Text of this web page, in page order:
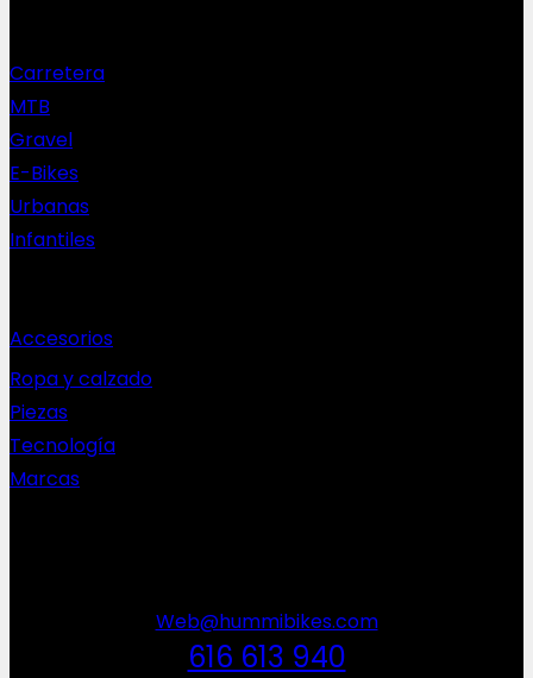
Carretera
MTB
Gravel
E-Bikes
Urbanas
Infantiles
Accesorios
Ropa y calzado
Piezas
Tecnología
Marcas
Web@hummibikes.com
616 613 940